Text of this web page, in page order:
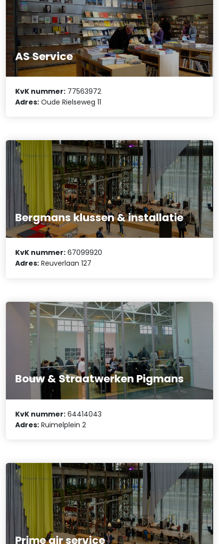
AS Service
KvK nummer: 77563972
Adres: Oude Rielseweg 11
Bergmans klussen & installatie
KvK nummer: 67099920
Adres: Reuverlaan 127
Bouw & Straatwerken Pigmans
KvK nummer: 64414043
Adres: Ruimelplein 2
Prime air service